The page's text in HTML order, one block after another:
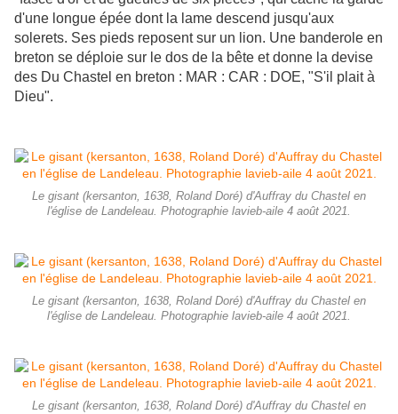
d'une longue épée dont la lame descend jusqu'aux
solerets. Ses pieds reposent sur un lion. Une banderole en
breton se déploie sur le dos de la bête et donne la devise
des Du Chastel en breton : MAR : CAR : DOE, "S'il plait à
Dieu".
Le gisant (kersanton, 1638, Roland Doré) d'Auffray du Chastel en
l'église de Landeleau. Photographie lavieb-aile 4 août 2021.
Le gisant (kersanton, 1638, Roland Doré) d'Auffray du Chastel en
l'église de Landeleau. Photographie lavieb-aile 4 août 2021.
Le gisant (kersanton, 1638, Roland Doré) d'Auffray du Chastel en